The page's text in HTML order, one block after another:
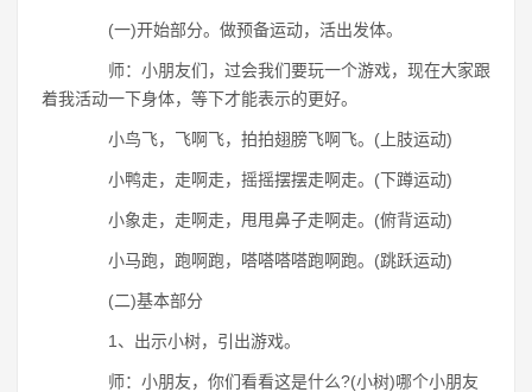
(一)开始部分。做预备运动，活出发体。
师：小朋友们，过会我们要玩一个游戏，现在大家跟
着我活动一下身体，等下才能表示的更好。
小鸟飞，飞啊飞，拍拍翅膀飞啊飞。(上肢运动)
小鸭走，走啊走，摇摇摆摆走啊走。(下蹲运动)
小象走，走啊走，甩甩鼻子走啊走。(俯背运动)
小马跑，跑啊跑，嗒嗒嗒嗒跑啊跑。(跳跃运动)
(二)基本部分
1、出示小树，引出游戏。
师：小朋友，你们看看这是什么?(小树)哪个小朋友